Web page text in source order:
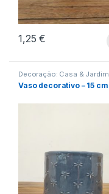
1,25€
Decoração: Casa & Jardim
Vaso decorativo – 15 cm